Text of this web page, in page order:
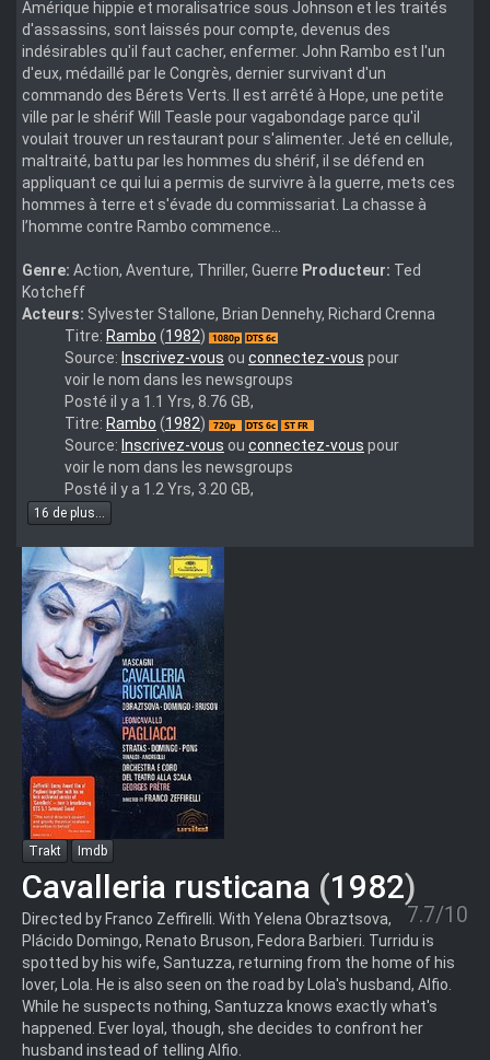
Amérique hippie et moralisatrice sous Johnson et les traités
d'assassins, sont laissés pour compte, devenus des
indésirables qu'il faut cacher, enfermer. John Rambo est l'un
d'eux, médaillé par le Congrès, dernier survivant d'un
commando des Bérets Verts. Il est arrêté à Hope, une petite
ville par le shérif Will Teasle pour vagabondage parce qu'il
voulait trouver un restaurant pour s'alimenter. Jeté en cellule,
maltraité, battu par les hommes du shérif, il se défend en
appliquant ce qui lui a permis de survivre à la guerre, mets ces
hommes à terre et s'évade du commissariat. La chasse à
l’homme contre Rambo commence...
Genre: Action, Aventure, Thriller, Guerre Producteur: Ted
Kotcheff
Acteurs: Sylvester Stallone, Brian Dennehy, Richard Crenna
rambo1
Titre: Rambo (1982)
Source: Inscrivez-vous ou connectez-vous pour
voir le nom dans les newsgroups
Posté il y a 1.1 Yrs, 8.76 GB,
First.Blood.1982.720p.BluRay.DTS.x264-
Titre: Rambo (1982)
Source: Inscrivez-vous ou connectez-vous pour
voir le nom dans les newsgroups
Posté il y a 1.2 Yrs, 3.20 GB,
16 de plus...
Trakt Imdb
Cavalleria rusticana (1982)
7.7/10
Directed by Franco Zeffirelli. With Yelena Obraztsova,
Plácido Domingo, Renato Bruson, Fedora Barbieri. Turridu is
spotted by his wife, Santuzza, returning from the home of his
lover, Lola. He is also seen on the road by Lola's husband, Alfio.
While he suspects nothing, Santuzza knows exactly what's
happened. Ever loyal, though, she decides to confront her
husband instead of telling Alfio.